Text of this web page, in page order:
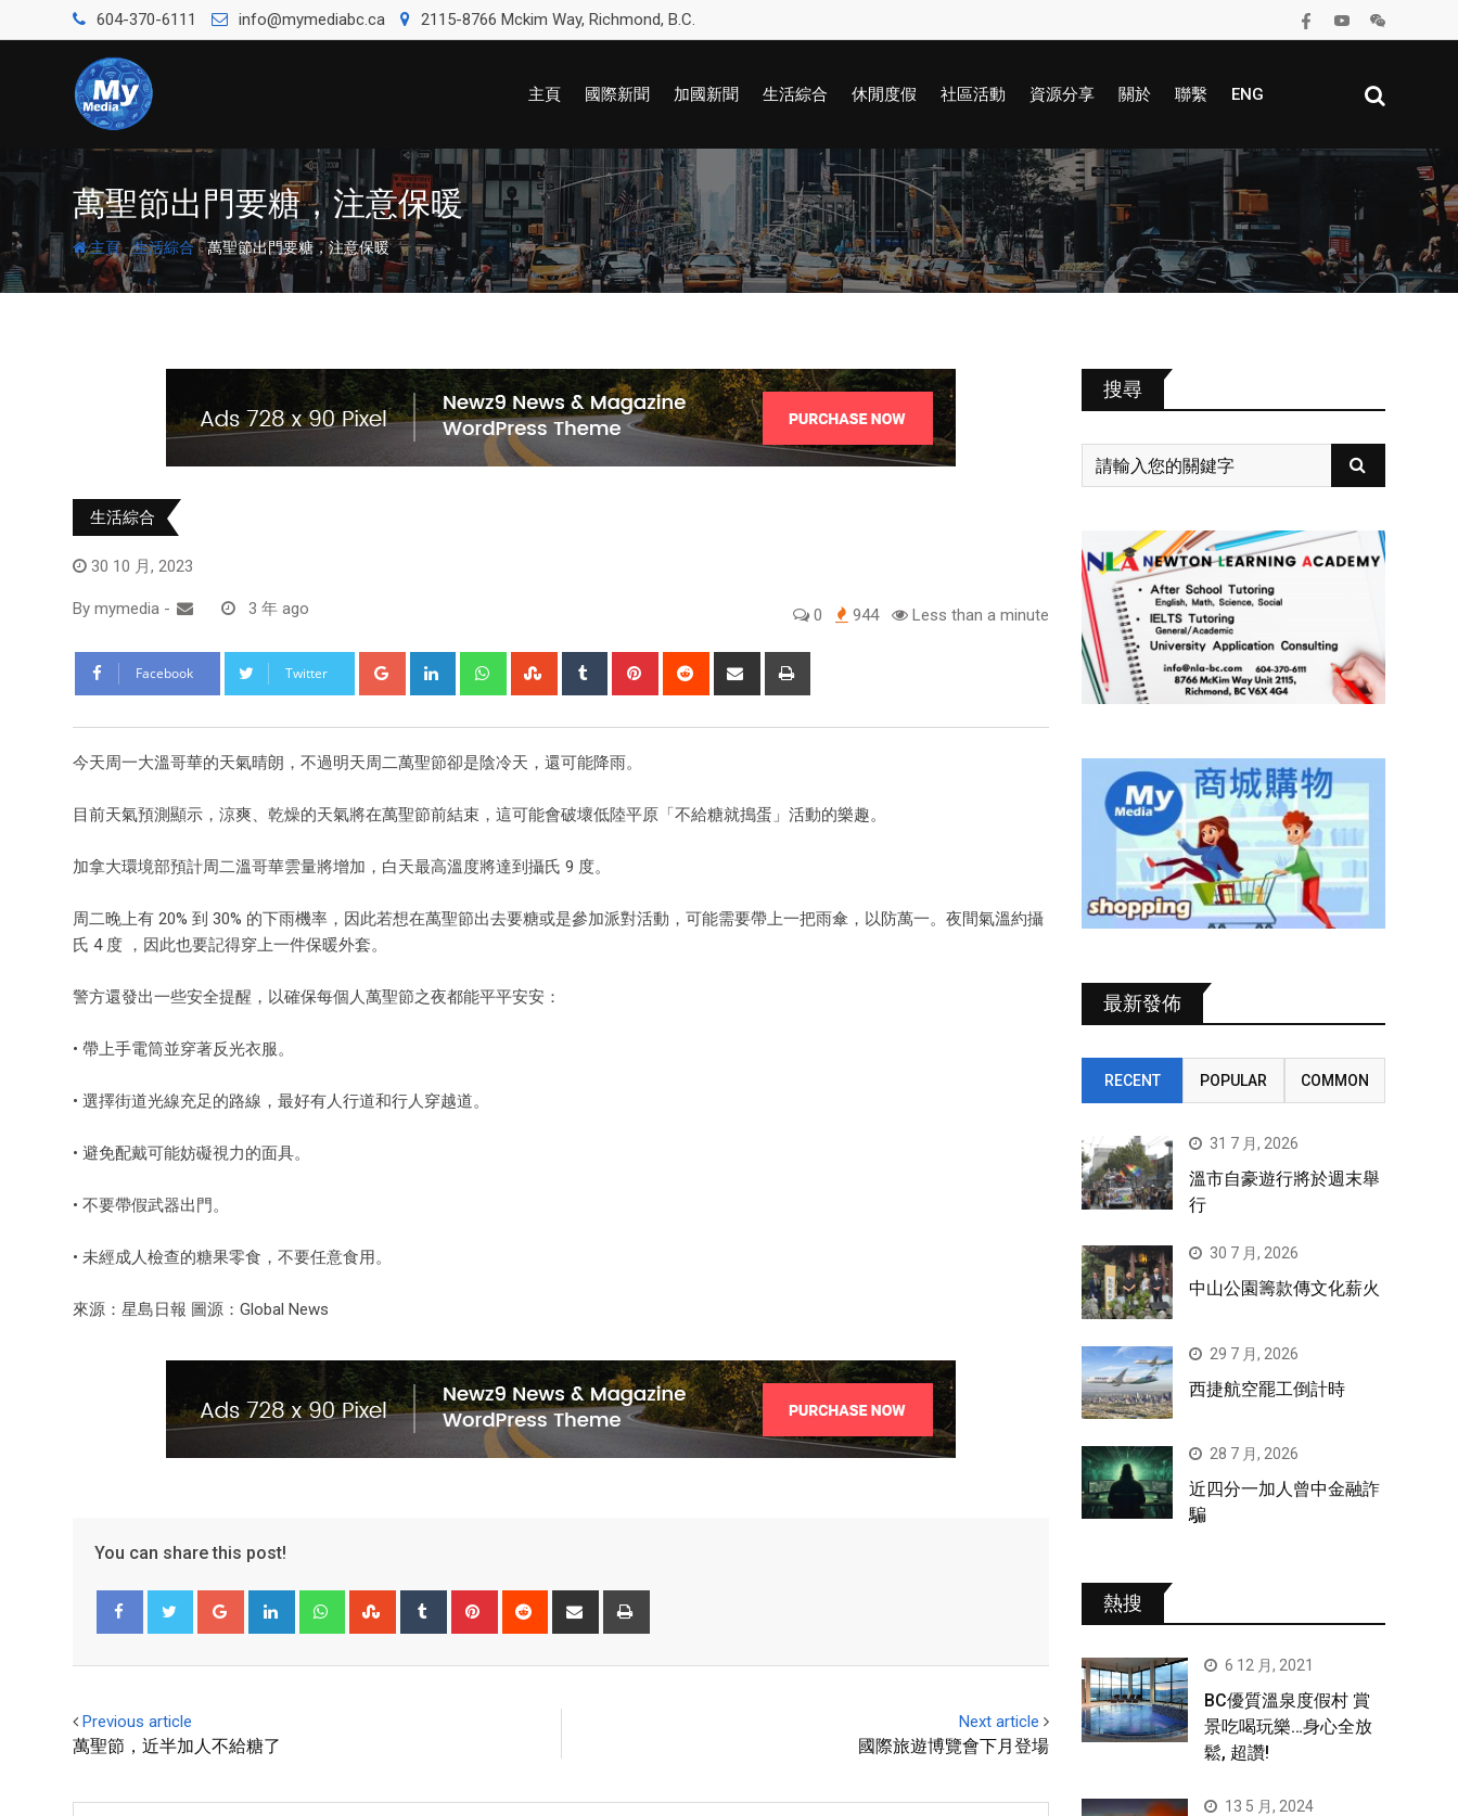
604-370-6111 info@mymediabc.ca 2115-8766 Mckim Way, Richmond, B.C.
主頁 國際新聞 加國新聞 生活綜合 休閒度假 社區活動 資源分享 關於 聯繫 ENG
萬聖節出門要糖，注意保暖
主頁-生活綜合-萬聖節出門要糖，注意保暖
生活綜合
30 10 月, 2023
By mymedia - 3 年 ago 0 944 Less than a minute
Facebook Twitter
今天周一大溫哥華的天氣晴朗，不過明天周二萬聖節卻是陰冷天，還可能降雨。
目前天氣預測顯示，涼爽、乾燥的天氣將在萬聖節前結束，這可能會破壞低陸平原「不給糖就搗蛋」活動的樂趣。
加拿大環境部預計周二溫哥華雲量將增加，白天最高溫度將達到攝氏 9 度。
周二晚上有 20% 到 30% 的下雨機率，因此若想在萬聖節出去要糖或是參加派對活動，可能需要帶上一把雨傘，以防萬一。夜間氣溫約攝
氏 4 度 ，因此也要記得穿上一件保暖外套。
警方還發出一些安全提醒，以確保每個人萬聖節之夜都能平平安安：
• 帶上手電筒並穿著反光衣服。
• 選擇街道光線充足的路線，最好有人行道和行人穿越道。
• 避免配戴可能妨礙視力的面具。
• 不要帶假武器出門。
• 未經成人檢查的糖果零食，不要任意食用。
來源：星島日報 圖源：Global News
You can share this post!
Previous article
萬聖節，近半加人不給糖了
Next article
國際旅遊博覽會下月登場
搜尋
最新發佈
RECENT POPULAR COMMON
31 7 月, 2026
溫市自豪遊行將於週末舉
行
30 7 月, 2026
中山公園籌款傳文化薪火
29 7 月, 2026
西捷航空罷工倒計時
28 7 月, 2026
近四分一加人曾中金融詐
騙
熱搜
6 12 月, 2021
BC優質溫泉度假村 賞
景吃喝玩樂…身心全放
鬆, 超讚!
13 5 月, 2024